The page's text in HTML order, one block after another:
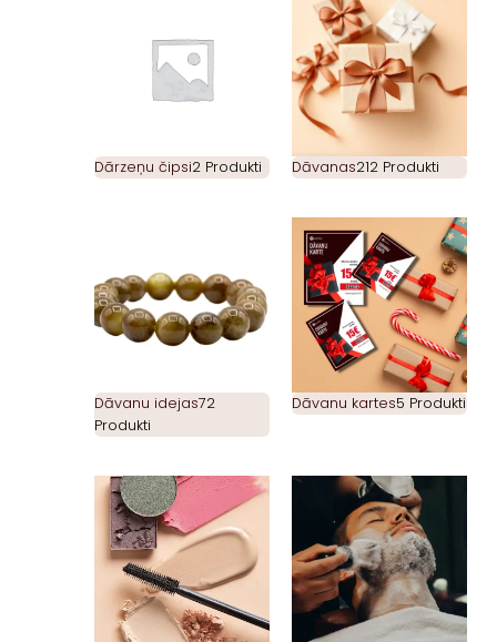
Dārzeņu čipsi2 Produkti Dāvanas212 Produkti
Dāvanu idejas72
Produkti
Dāvanu kartes5 Produkti